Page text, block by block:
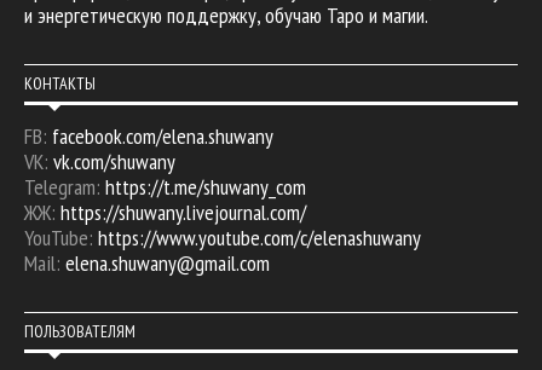
и энергетическую поддержку, обучаю Таро и магии.
КОНТАКТЫ
FB: facebook.com/elena.shuwany
VK: vk.com/shuwany
Telegram: https://t.me/shuwany_com
ЖЖ: https://shuwany.livejournal.com/
YouTube: https://www.youtube.com/c/elenashuwany
Mail: elena.shuwany@gmail.com
ПОЛЬЗОВАТЕЛЯМ